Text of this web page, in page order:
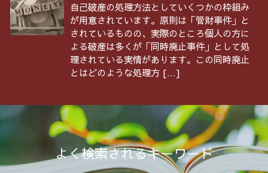
自己破産の処理方法としていくつかの枠組み
が用意されています。原則は「管財事件」と
されているものの、実際のところ個人の方に
よる破産は多くが「同時廃止事件」として処
理されている実情があります。この同時廃止
とはどのような処理方 […]
よく検索されるキーワード